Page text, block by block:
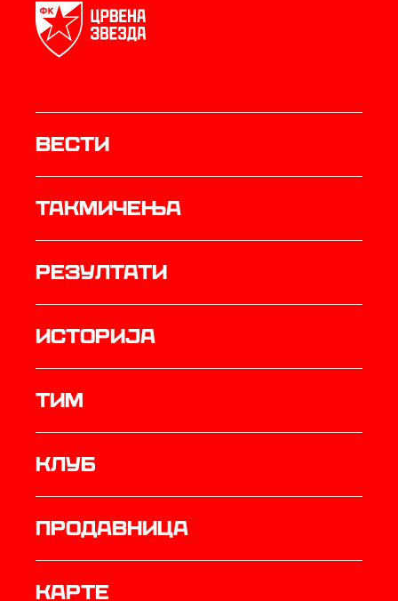
Вести
Такмичења
резултати
историја
ТИМ
Клуб
продавница
Карте